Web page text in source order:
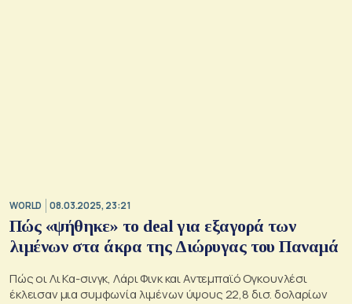
WORLD 08.03.2025, 23:21
Πώς «ψήθηκε» το deal για εξαγορά των
λιμένων στα άκρα της Διώρυγας του Παναμά
Πώς οι Λι Κα-σινγκ, Λάρι Φινκ και Αντεμπαϊό Ογκουνλέσι
έκλεισαν μια συμφωνία λιμένων ύψους 22,8 δισ. δολαρίων